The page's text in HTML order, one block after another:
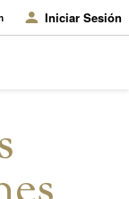
Iniciar Sesión